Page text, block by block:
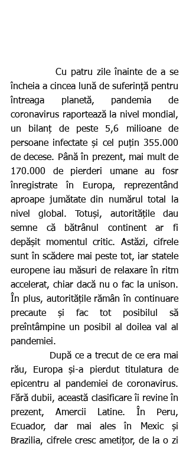
           Cu patru zile înainte de a se
încheia a cincea lună de suferință pentru
întreaga planetă, pandemia de
coronavirus raportează la nivel mondial,
un bilanț de peste 5,6 milioane de
persoane infectate și cel puțin 355.000
de decese. Până în prezent, mai mult de
170.000 de pierderi umane au fosr
înregistrate în Europa, reprezentând
aproape jumătate din numărul total la
nivel global. Totuși, autoritățile dau
semne că bătrânul continent ar fi
depășit momentul critic. Astăzi, cifrele
sunt în scădere mai peste tot, iar statele
europene iau măsuri de relaxare în ritm
accelerat, chiar dacă nu o fac la unison.
În plus, autoritățile rămân în continuare
precaute și fac tot posibilul să
preîntâmpine un posibil al doilea val al
pandemiei.
rău, Europa și-a pierdut titulatura de
epicentru al pandemiei de coronavirus.
Fără dubii, această clasificare îi revine în
prezent, Amercii Latine. În Peru,
Ecuador, dar mai ales în Mexic și
Brazilia, cifrele cresc ametițor, de la o zi